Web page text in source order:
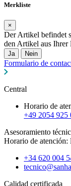
Merkliste
×
Der Artikel befindet
den Artikel aus Ihrer
Ja Nein
Formulario de
Central
Horario de
+49 2054 925
Asesoramiento
Horario de
+34 620 004
Calidad certificada